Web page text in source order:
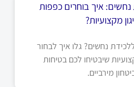
איך בוחרים כפפות
מקצועיות?
נחשים? גלו איך לבחור
שיבטיחו לכם בטיחות
מירביים.